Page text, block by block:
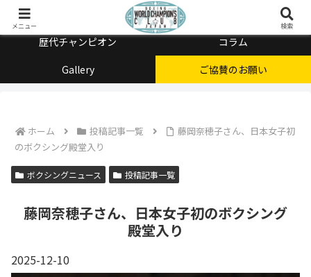
歴代チャンピオン
コラム
Gallery
ご協賛のお願い
ホーム 投稿記事一覧
藤岡奈穂子さん、日本女子初
のボクシング殿堂入り
ボクシングニュース 投稿記事一覧
藤岡奈穂子さん、日本女子初のボクシング
殿堂入り
2025-12-10
メニュー 検索